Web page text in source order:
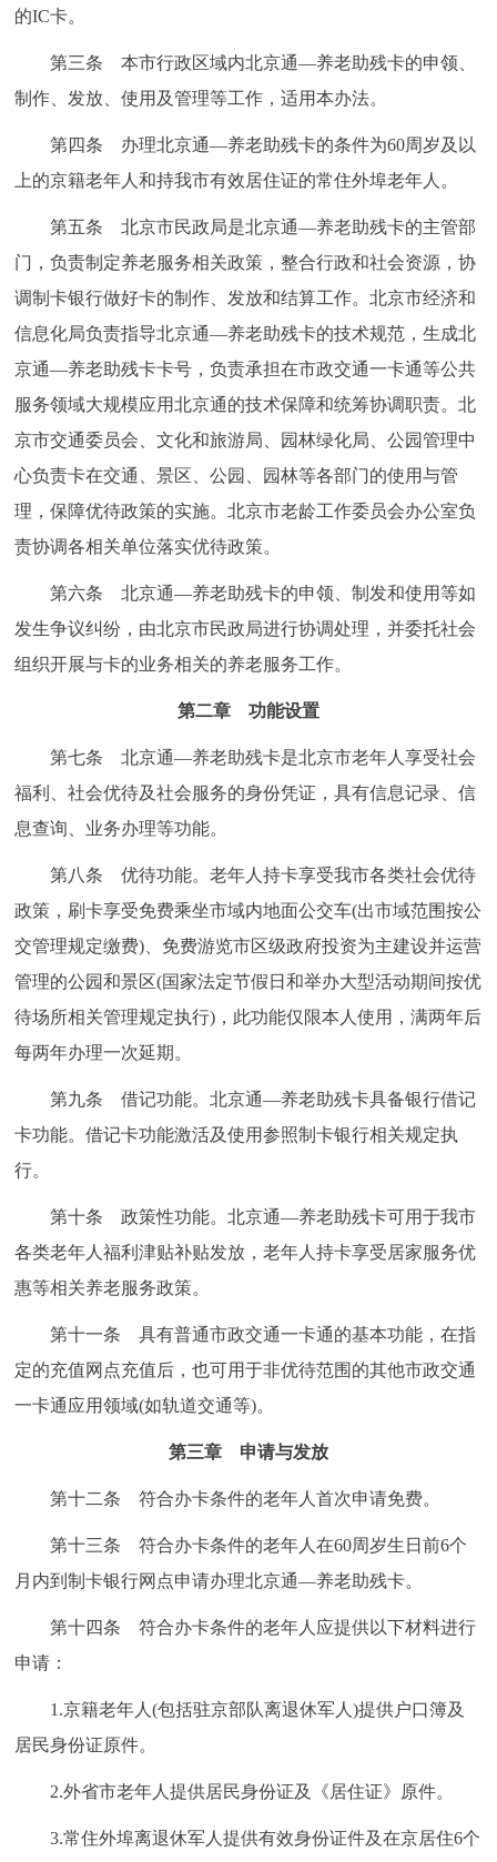
DEUTSCH
ESPAÑOL العربية PORTUGUÊS
ITALIANO
回到顶部
的IC卡。
第三条 本市行政区域内北京通—养老助残卡的申领、
制作、发放、使用及管理等工作，适用本办法。
第四条 办理北京通—养老助残卡的条件为60周岁及以
上的京籍老年人和持我市有效居住证的常住外埠老年人。
第五条 北京市民政局是北京通—养老助残卡的主管部
门，负责制定养老服务相关政策，整合行政和社会资源，协
调制卡银行做好卡的制作、发放和结算工作。北京市经济和
信息化局负责指导北京通—养老助残卡的技术规范，生成北
京通—养老助残卡卡号，负责承担在市政交通一卡通等公共
服务领域大规模应用北京通的技术保障和统筹协调职责。北
京市交通委员会、文化和旅游局、园林绿化局、公园管理中
心负责卡在交通、景区、公园、园林等各部门的使用与管
理，保障优待政策的实施。北京市老龄工作委员会办公室负
责协调各相关单位落实优待政策。
第六条 北京通—养老助残卡的申领、制发和使用等如
发生争议纠纷，由北京市民政局进行协调处理，并委托社会
组织开展与卡的业务相关的养老服务工作。
第二章 功能设置
第七条 北京通—养老助残卡是北京市老年人享受社会
福利、社会优待及社会服务的身份凭证，具有信息记录、信
息查询、业务办理等功能。
第八条 优待功能。老年人持卡享受我市各类社会优待
政策，刷卡享受免费乘坐市域内地面公交车(出市域范围按公
交管理规定缴费)、免费游览市区级政府投资为主建设并运营
管理的公园和景区(国家法定节假日和举办大型活动期间按优
待场所相关管理规定执行)，此功能仅限本人使用，满两年后
每两年办理一次延期。
第九条 借记功能。北京通—养老助残卡具备银行借记
卡功能。借记卡功能激活及使用参照制卡银行相关规定执
行。
第十条 政策性功能。北京通—养老助残卡可用于我市
各类老年人福利津贴补贴发放，老年人持卡享受居家服务优
惠等相关养老服务政策。
第十一条 具有普通市政交通一卡通的基本功能，在指
定的充值网点充值后，也可用于非优待范围的其他市政交通
一卡通应用领域(如轨道交通等)。
第三章 申请与发放
第十二条 符合办卡条件的老年人首次申请免费。
第十三条 符合办卡条件的老年人在60周岁生日前6个
月内到制卡银行网点申请办理北京通—养老助残卡。
第十四条 符合办卡条件的老年人应提供以下材料进行
申请：
1.京籍老年人(包括驻京部队离退休军人)提供户口簿及
居民身份证原件。
2.外省市老年人提供居民身份证及《居住证》原件。
3.常住外埠离退休军人提供有效身份证件及在京居住6个